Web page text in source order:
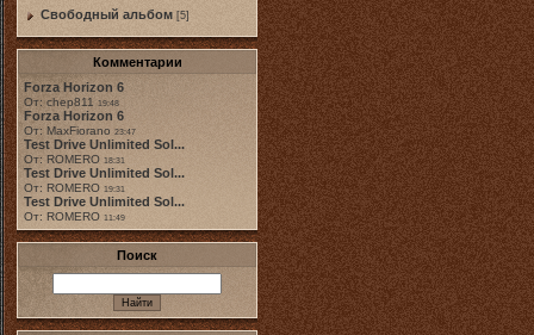
Свободный альбом [5]
Комментарии
Forza Horizon 6
От: chep811 19:48
Forza Horizon 6
От: MaxFiorano 23:47
Test Drive Unlimited Sol...
От: ROMERO 18:31
Test Drive Unlimited Sol...
От: ROMERO 19:31
Test Drive Unlimited Sol...
От: ROMERO 11:49
Поиск